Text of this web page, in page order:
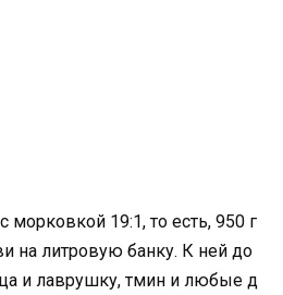
морковкой 19:1, то есть, 950 г
на литровую банку. К ней до
и лаврушку, тмин и любые д